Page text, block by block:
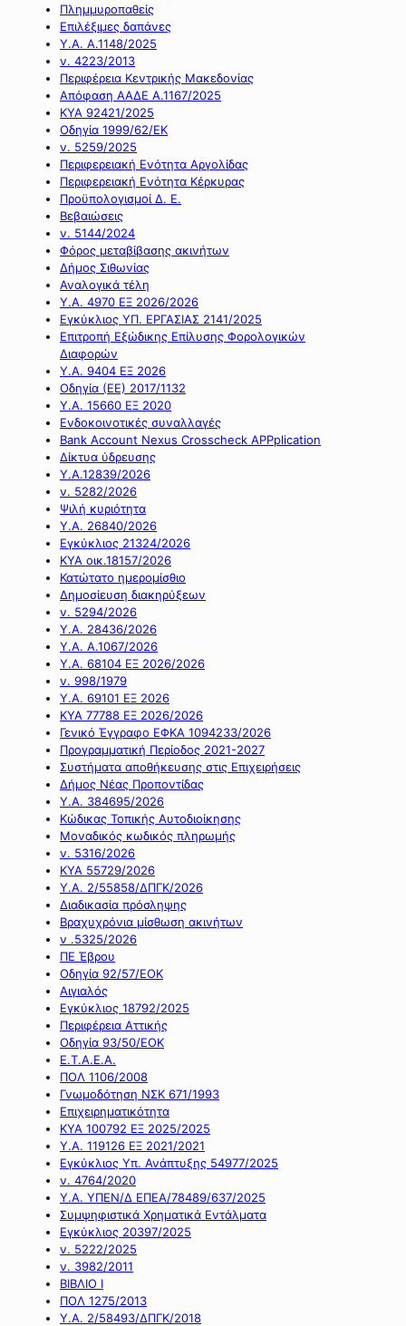
Πλημμυροπαθείς
Επιλέξιμες δαπάνες
Υ.Α. Α.1148/2025
ν. 4223/2013
Περιφέρεια Κεντρικής Μακεδονίας
Απόφαση ΑΑΔΕ Α.1167/2025
ΚΥΑ 92421/2025
Οδηγία 1999/62/ΕΚ
ν. 5259/2025
Περιφερειακή Ενότητα Αργολίδας
Περιφερειακή Ενότητα Κέρκυρας
Προϋπολογισμοί Δ. Ε.
Βεβαιώσεις
ν. 5144/2024
Φόρος μεταβίβασης ακινήτων
Δήμος Σιθωνίας
Αναλογικά τέλη
Υ.Α. 4970 ΕΞ 2026/2026
Εγκύκλιος ΥΠ. ΕΡΓΑΣΙΑΣ 2141/2025
Επιτροπή Εξώδικης Επίλυσης Φορολογικών
Διαφορών
Υ.Α. 9404 ΕΞ 2026
Οδηγία (ΕΕ) 2017/1132
Υ.Α. 15660 ΕΞ 2020
Ενδοκοινοτικές συναλλαγές
Bank Account Nexus Crosscheck APPplication
Δίκτυα ύδρευσης
Υ.Α.12839/2026
ν. 5282/2026
Ψιλή κυριότητα
Υ.Α. 26840/2026
Εγκύκλιος 21324/2026
ΚΥΑ οικ.18157/2026
Κατώτατο ημερομίσθιο
Δημοσίευση διακηρύξεων
ν. 5294/2026
Υ.Α. 28436/2026
Υ.Α. Α.1067/2026
Υ.Α. 68104 ΕΞ 2026/2026
ν. 998/1979
Υ.Α. 69101 ΕΞ 2026
ΚΥΑ 77788 ΕΞ 2026/2026
Γενικό Έγγραφο ΕΦΚΑ 1094233/2026
Προγραμματική Περίοδος 2021-2027
Συστήματα αποθήκευσης στις Επιχειρήσεις
Δήμος Νέας Προποντίδας
Υ.Α. 384695/2026
Κώδικας Τοπικής Αυτοδιοίκησης
Μοναδικός κωδικός πληρωμής
ν. 5316/2026
ΚΥΑ 55729/2026
Υ.Α. 2/55858/ΔΠΓΚ/2026
Διαδικασία πρόσληψης
Βραχυχρόνια μίσθωση ακινήτων
ν .5325/2026
ΠΕ Έβρου
Οδηγία 92/57/ΕΟΚ
Αιγιαλός
Εγκύκλιος 18792/2025
Περιφέρεια Αττικής
Οδηγία 93/50/ΕΟΚ
Ε.Τ.Α.Ε.Α.
ΠΟΛ 1106/2008
Γνωμοδότηση ΝΣΚ 671/1993
Επιχειρηματικότητα
ΚΥΑ 100792 ΕΞ 2025/2025
Υ.Α. 119126 ΕΞ 2021/2021
Εγκύκλιος Υπ. Ανάπτυξης 54977/2025
ν. 4764/2020
Υ.Α. ΥΠΕΝ/Δ ΕΠΕΑ/78489/637/2025
Συμψηφιστικά Χρηματικά Εντάλματα
Εγκύκλιος 20397/2025
ν. 5222/2025
ν. 3982/2011
ΒΙΒΛΙΟ Ι
ΠΟΛ 1275/2013
Υ.Α. 2/58493/ΔΠΓΚ/2018